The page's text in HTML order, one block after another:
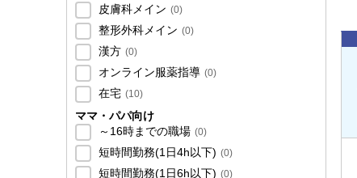
皮膚科メイン (0)
整形外科メイン (0)
漢方 (0)
オンライン服薬指導 (0)
在宅 (10)
ママ・パパ向け
～16時までの職場 (0)
短時間勤務(1日4h以下) (0)
短時間勤務(1日6h以下) (0)